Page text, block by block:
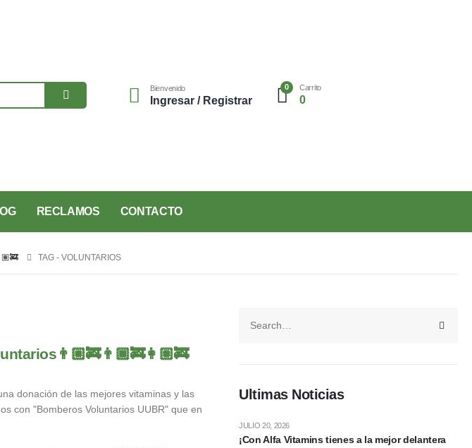
Bienvenido
Ingresar / Registrar
0 Carrito
0
RECLAMOS CONTACTO
TAG - VOLUNTARIOS
donación de las mejores vitaminas y las
con "Bomberos Voluntarios UUBR" que en
Ultimas Noticias
¡Con Alfa Vitamins tienes a la mejor delantera
JULIO 20, 2026